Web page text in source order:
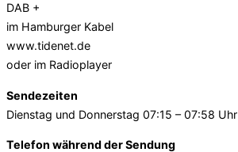
DAB +
im Hamburger Kabel
www.tidenet.de
oder im Radioplayer
Sendezeiten
Dienstag und Donnerstag 07:15 – 07:58 Uhr
Telefon während der Sendung